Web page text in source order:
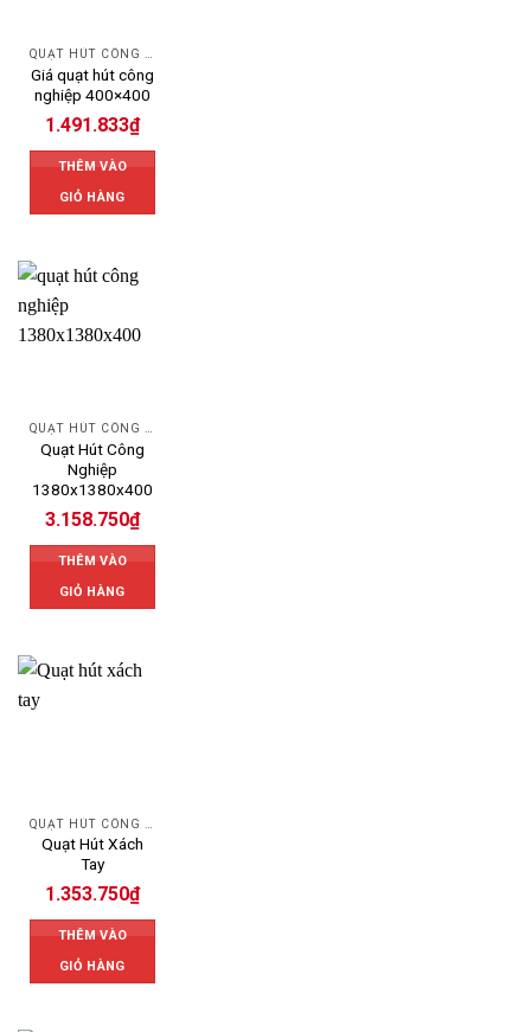
QUẠT HÚT CÔNG NGHIỆP
Giá quạt hút công
nghiệp 400×400
1.491.833₫
THÊM VÀO
GIỎ HÀNG
QUẠT HÚT CÔNG NGHIỆP
Quạt Hút Công
Nghiệp
1380x1380x400
3.158.750₫
THÊM VÀO
GIỎ HÀNG
Quạt Hút Xách
Tay
1.353.750₫
THÊM VÀO
GIỎ HÀNG